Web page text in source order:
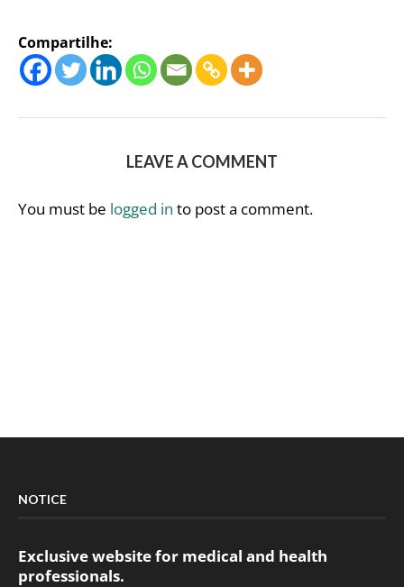
Compartilhe:
LEAVE A COMMENT
You must be logged in to post a comment.
NOTICE
Exclusive website for medical and health
professionals.